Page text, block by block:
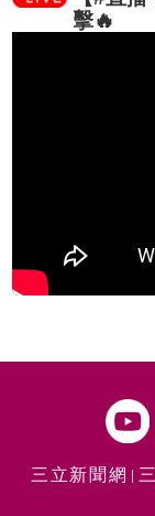
擊🔥
三立新聞網